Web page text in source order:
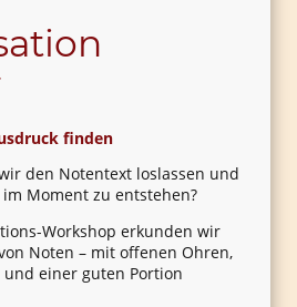
finden
den Notentext loslassen und
Moment zu entstehen?
Workshop erkunden wir
Noten – mit offenen Ohren,
einer guten Portion